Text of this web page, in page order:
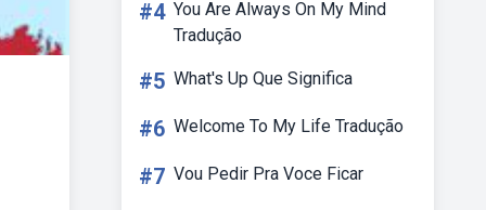
#4 You Are Always On My Mind
Tradução
#5 What's Up Que Significa
#6 Welcome To My Life Tradução
#7 Vou Pedir Pra Voce Ficar